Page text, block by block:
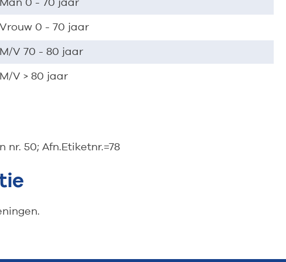
Man 0 - 70 jaar
Vrouw 0 - 70 jaar
M/V 70 - 80 jaar
M/V > 80 jaar
50; Afn.Etiketnr.=78